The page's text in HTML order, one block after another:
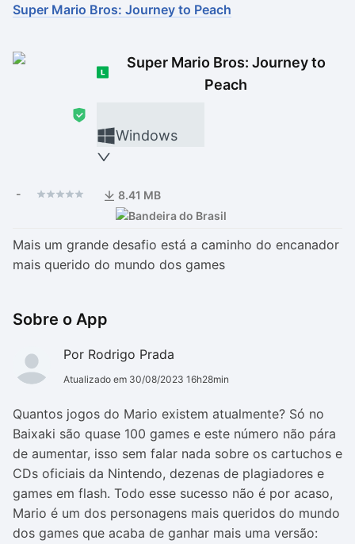
Ver mais
Ver mais
Super Mario Bros: Journey to Peach
Super Mario Bros: Journey to
Peach
Windows
- 8.41 MB
Mais um grande desafio está a caminho do encanador
mais querido do mundo dos games
Sobre o App
Por Rodrigo Prada
Atualizado em 30/08/2023 16h28min
Quantos jogos do Mario existem atualmente? Só no
Baixaki são quase 100 games e este número não pára
de aumentar, isso sem falar nada sobre os cartuchos e
CDs oficiais da Nintendo, dezenas de plagiadores e
games em flash. Todo esse sucesso não é por acaso,
Mario é um dos personagens mais queridos do mundo
dos games que acaba de ganhar mais uma versão: